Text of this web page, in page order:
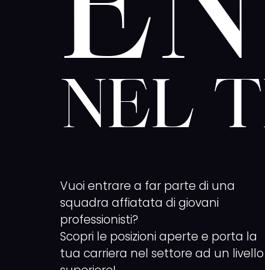
NEL
Vuoi entrare a far parte di una
squadra affiatata di giovani
professionisti?
Scopri le posizioni aperte e porta la
tua carriera nel settore ad un livello